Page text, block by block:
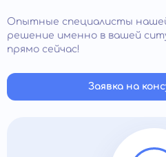
Опытные специалисты
решение именно в вашей
прямо сейчас!
Заявка на